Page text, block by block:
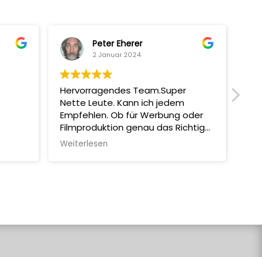
Peter Eherer
2 Januar 2024
Hervorragendes Team.Super
Nette Leute. Kann ich jedem
Empfehlen. Ob für Werbung oder
Filmproduktion genau das Richtige!
Machen Selber auch Coole
Weiterlesen